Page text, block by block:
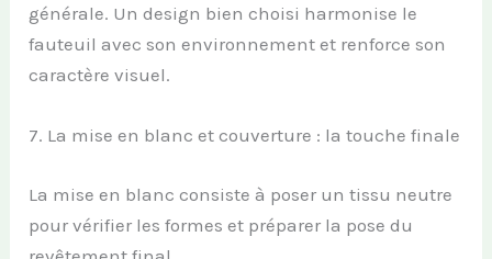
générale. Un design bien choisi harmonise le
fauteuil avec son environnement et renforce son
caractère visuel.
7. La mise en blanc et couverture : la touche finale
La mise en blanc consiste à poser un tissu neutre
pour vérifier les formes et préparer la pose du